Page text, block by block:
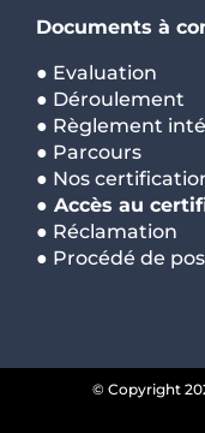
Documents à
● Evaluation
● Déroulement
● Règlement
● Parcours
● Nos
● Accès au
● Réclamation
● Procédé de
© Copyright